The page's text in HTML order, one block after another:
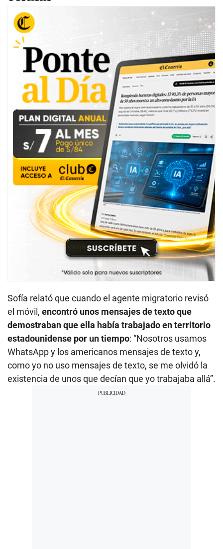
Sofía relató que cuando el agente migratorio revisó
el móvil, encontró unos mensajes de texto que
demostraban que ella había trabajado en territorio
estadounidense por un tiempo: “Nosotros usamos
WhatsApp y los americanos mensajes de texto y,
como yo no uso mensajes de texto, se me olvidó la
existencia de unos que decían que yo trabajaba allá”.